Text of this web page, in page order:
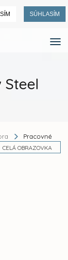
SÚHLASÍM
Pracovné
CELÁ OBRAZOVKA